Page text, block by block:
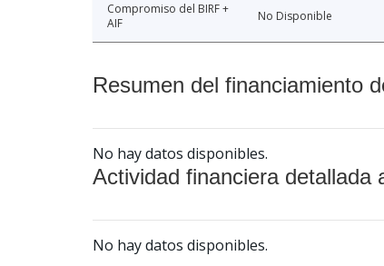
Compromiso del BIRF +
AIF
No Disponible
Resumen del financiamiento
No hay datos disponibles.
Actividad financiera detallada
No hay datos disponibles.